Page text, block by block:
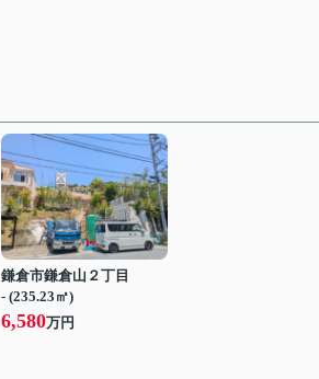
鎌倉市鎌倉山２丁目
- (235.23㎡)
6,580万円